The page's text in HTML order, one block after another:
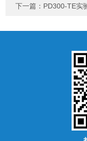
下一篇： PD300-TE实